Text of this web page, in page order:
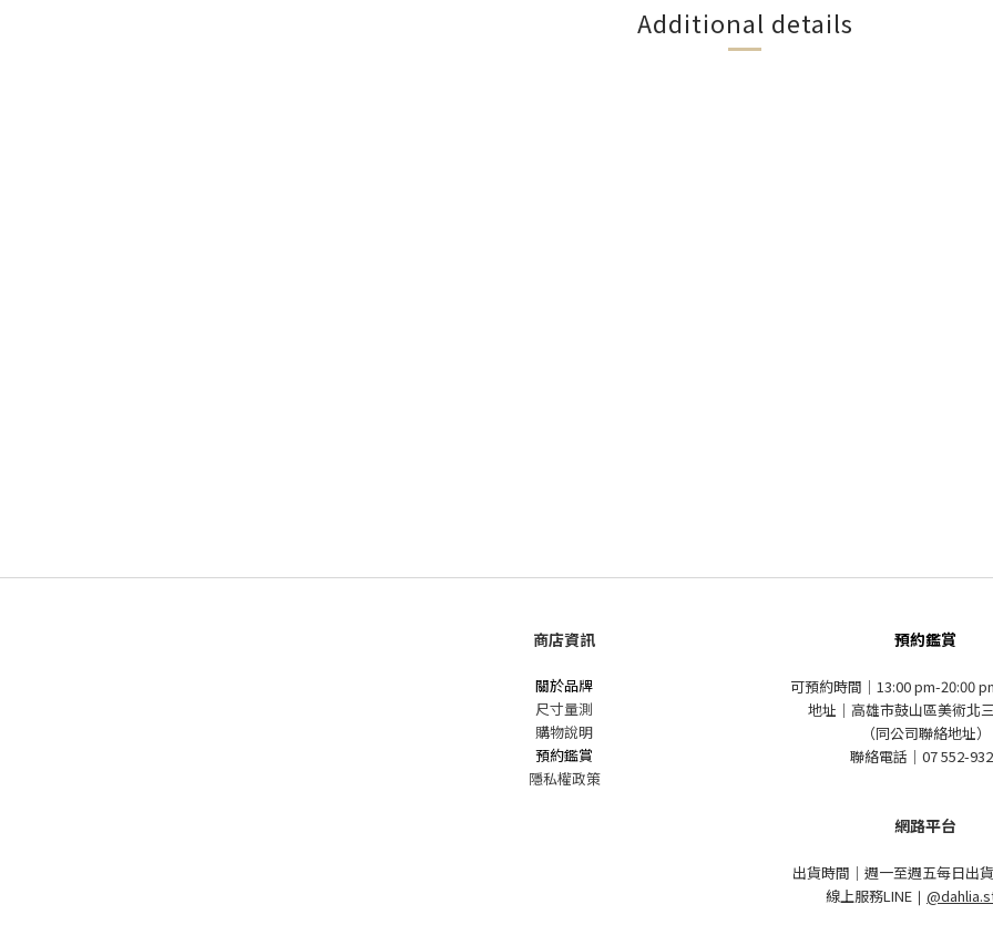
Additional details
商店資訊
關於品牌
尺寸量測
購物說明
預約鑑賞
隱私權政策
預約鑑賞
可預約時間｜13:00 pm-20:00
地址｜高雄市鼓山區美術北
（同公司聯絡地址）
聯絡電話｜07 552-
網路平台
出貨時間｜週一至週五每日出
線上服務LINE ｜